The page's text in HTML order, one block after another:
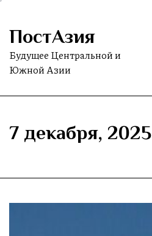
Skip
the
content
ПостАзия
Будущее Центральной и
Южной Азии
7 декабря, 2025